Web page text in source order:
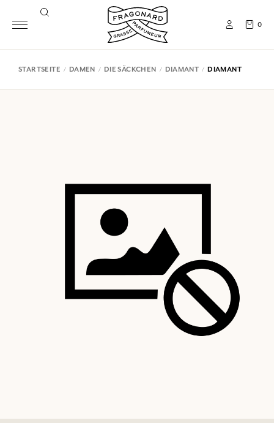
0
STARTSEITE DAMEN DIE SÄCKCHEN DIAMANT DIAMANT